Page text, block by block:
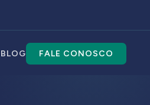
BLOG FALE CONOSCO